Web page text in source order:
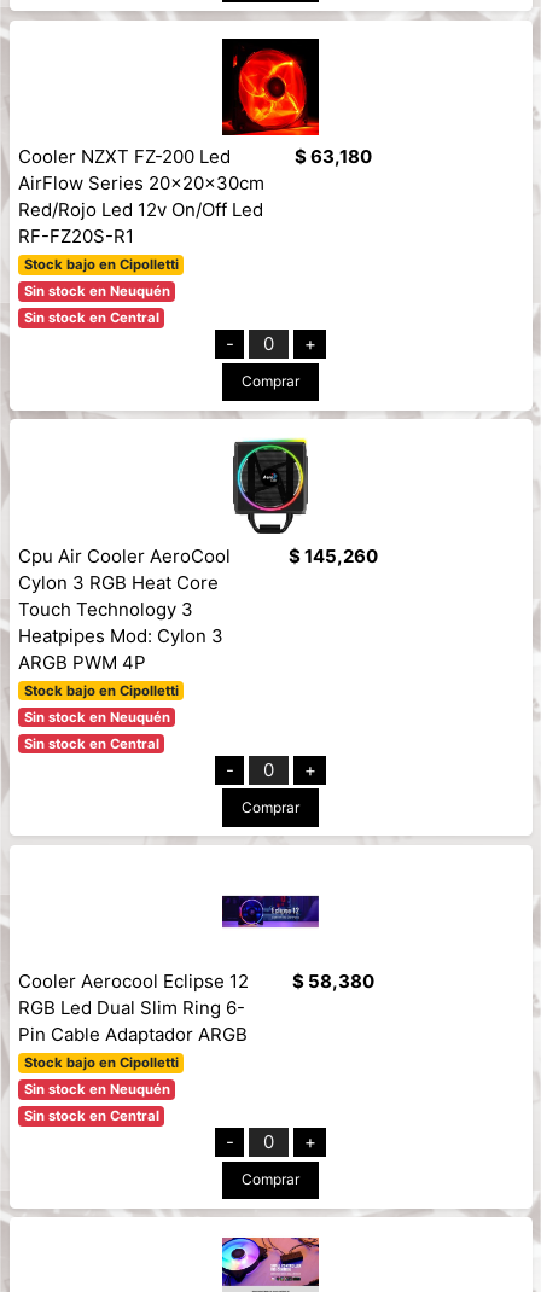
Cooler NZXT FZ-200 Led
AirFlow Series 20x20x30cm
Red/Rojo Led 12v On/Off Led
RF-FZ20S-R1
Stock bajo en Cipolletti
Sin stock en Neuquén
Sin stock en Central
$ 63,180
- 0 +
Comprar
Cpu Air Cooler AeroCool
Cylon 3 RGB Heat Core
Touch Technology 3
Heatpipes Mod: Cylon 3
ARGB PWM 4P
Stock bajo en Cipolletti
Sin stock en Neuquén
Sin stock en Central
$ 145,260
- 0 +
Comprar
Cooler Aerocool Eclipse 12
RGB Led Dual Slim Ring 6-
Pin Cable Adaptador ARGB
Stock bajo en Cipolletti
Sin stock en Neuquén
Sin stock en Central
$ 58,380
- 0 +
Comprar